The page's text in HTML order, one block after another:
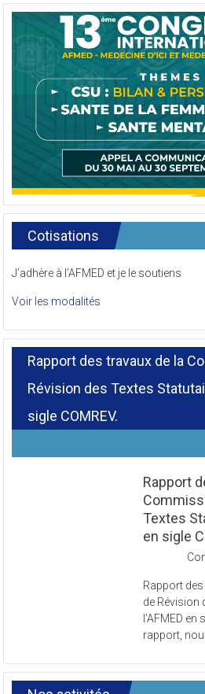
Cotisations
J’adhère à l’AFMED et je le soutiens
Voir les modalités
Rapport des travaux de la
Révision des Textes
sigle COMREV.
Rapport
Textes
en sigle
Rapport
de Révision
l’AFMED en
rapport,